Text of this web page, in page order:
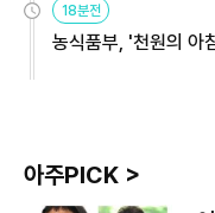
18분전
농식품부, '천원의 아
아주PICK >